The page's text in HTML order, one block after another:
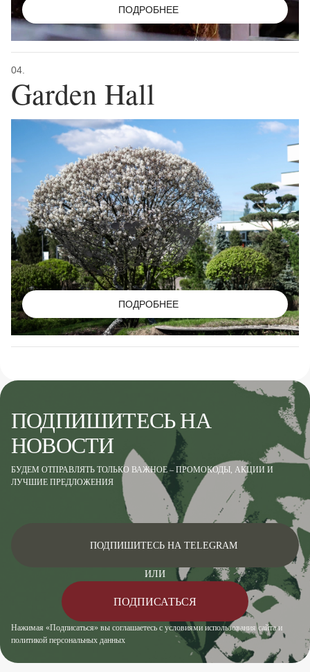
ПОДРОБНЕЕ
04.
Garden Hall
ПОДРОБНЕЕ
ПОДПИШИТЕСЬ НА
НОВОСТИ
БУДЕМ ОТПРАВЛЯТЬ ТОЛЬКО ВАЖНОЕ – ПРОМОКОДЫ, АКЦИИ И
ЛУЧШИЕ ПРЕДЛОЖЕНИЯ
Нажимая «Подписаться» вы соглашаетесь с условиями использования сайта и
политикой персональных данных
ПОДПИШИТЕСЬ НА TELEGRAM
ИЛИ
ПОДПИСАТЬСЯ